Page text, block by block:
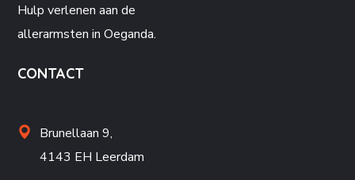
Hulp verlenen aan de
allerarmsten in Oeganda.
CONTACT
Brunellaan 9,
4143 EH Leerdam